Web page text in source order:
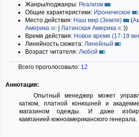
Жанры/поджанры: Реализм
Общие характеристики: Ироническое
Место действия: Наш мир (Земля) (
Америка
| Латинская Америка ))
Время действия: Новое время (17-19
Линейность сюжета: Линейный
Возраст читателя: Любой
Всего проголосовало: 12
Аннотация:
Опытный менеджер может
катком, платной конюшней и
магазином одежды. И даже
кампанией южноамериканского генерала.